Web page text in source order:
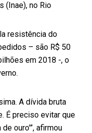
(Inae), no Rio
resistência do
– são R$ 50
em 2018 -, o
A dívida bruta
É preciso evitar que
ouro'”, afirmou